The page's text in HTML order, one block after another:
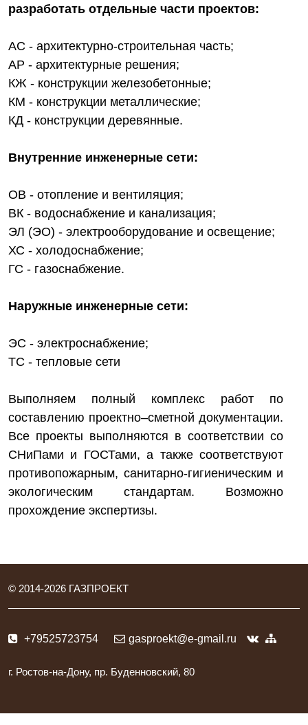
разработать отдельные части проектов:
АС - архитектурно-строительная часть;
АР - архитектурные решения;
КЖ - конструкции железобетонные;
КМ - конструкции металлические;
КД - конструкции деревянные.
Внутренние инженерные сети:
ОВ - отопление и вентиляция;
ВК - водоснабжение и канализация;
ЭЛ (ЭО) - электрооборудование и освещение;
ХС - холодоснабжение;
ГС - газоснабжение.
Наружные инженерные сети:
ЭС - электроснабжение;
ТС - тепловые сети
Выполняем полный комплекс работ по
составлению проектно–сметной документации.
Все проекты выполняются в соответствии со
СНиПами и ГОСТами, а также соответствуют
противопожарным, санитарно-гигиеническим и
экологическим стандартам. Возможно
прохождение экспертизы.
© 2014-2026 ГАЗПРОЕКТ
+79525723754 gasproekt@e-gmail.ru
г. Ростов-на-Дону, пр. Буденновский, 80